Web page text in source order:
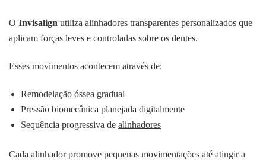
O Invisalign utiliza alinhadores transparentes personalizados que
aplicam forças leves e controladas sobre os dentes.
Esses movimentos acontecem através de:
Remodelação óssea gradual
Pressão biomecânica planejada digitalmente
Sequência progressiva de alinhadores
Cada alinhador promove pequenas movimentações até atingir a